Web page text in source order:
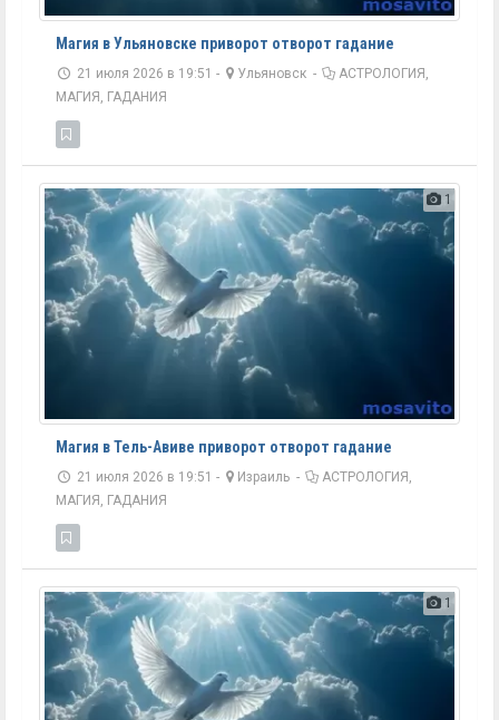
Магия в Ульяновске приворот отворот гадание
21 июля 2026 в 19:51 - Ульяновск -
АСТРОЛОГИЯ,
МАГИЯ, ГАДАНИЯ
1
Магия в Тель-Авиве приворот отворот гадание
21 июля 2026 в 19:51 - Израиль -
АСТРОЛОГИЯ,
МАГИЯ, ГАДАНИЯ
1